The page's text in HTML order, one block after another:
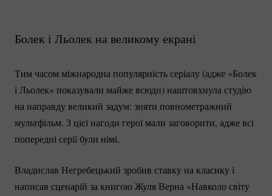
Болек і Льолек на великому екрані
Тим часом міжнародна популярність серіалу (адже «Болек
і Льолек» показували майже всюди) наштовхнула студію
на направду великий задум: зняти повнометражний
мультфільм. З цієї нагоди герої мали заговорити, адже всі
попередні серії були німі.
Владислав Негребецький зробив ставку на класику і
написав сценарій за книгою Жуля Верна «Навколо світу